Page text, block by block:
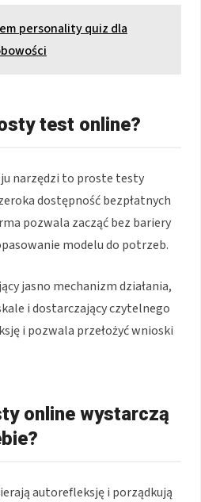
personality quiz dla
test online?
narzędzi to proste testy
dostępność bezpłatnych
pozwala zacząć bez bariery
modelu do potrzeb.
jasno mechanizm działania,
i dostarczający czytelnego
i pozwala przełożyć wnioski
online wystarczą
autorefleksję i porządkują